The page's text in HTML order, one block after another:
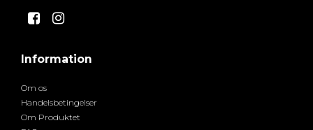
Information
Om os
Handelsbetingelser
Om Produktet